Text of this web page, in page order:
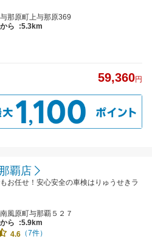
那原町上与那原369
ら
:5.3km
59,360円
覇店
お任せ！安心安全の車検はりゅうせきラ
風原町与那覇５２７
ら
:5.9km
4.6 （7件）